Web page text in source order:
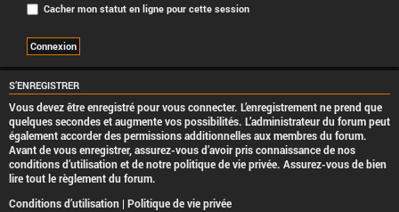
Cacher mon statut en ligne pour cette session
S’ENREGISTRER
Vous devez être enregistré pour vous connecter. L’enregistrement ne prend que
quelques secondes et augmente vos possibilités. L’administrateur du forum peut
également accorder des permissions additionnelles aux membres du forum.
Avant de vous enregistrer, assurez-vous d’avoir pris connaissance de nos
conditions d’utilisation et de notre politique de vie privée. Assurez-vous de bien
lire tout le règlement du forum.
Conditions d’utilisation | Politique de vie privée